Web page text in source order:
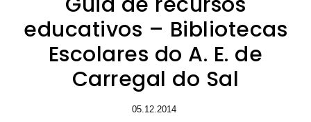
educativos – Bibliotecas
Escolares do A. E. de
Carregal do Sal
05.12.2014